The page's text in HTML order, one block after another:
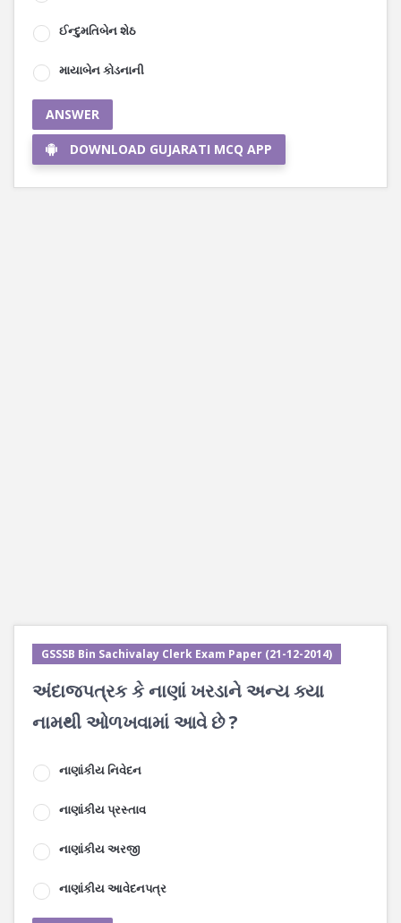
ઈન્દુમતિબેન શેઠ
માયાબેન કોડનાની
ANSWER
DOWNLOAD GUJARATI MCQ APP
GSSSB Bin Sachivalay Clerk Exam Paper (21-12-2014)
અંદાજપત્રક કે નાણાં ખરડાને અન્ય ક્યા
નામથી ઓળખવામાં આવે છે ?
નાણાંકીય નિવેદન
નાણાંકીય પ્રસ્તાવ
નાણાંકીય અરજી
નાણાંકીય આવેદનપત્ર